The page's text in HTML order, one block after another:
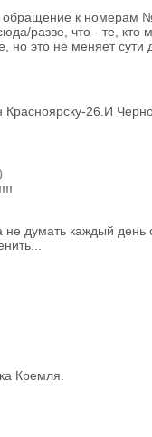
обращение к номерам
разве, что - те, кто
но это не меняет сути
Красноярску-26.И
не думать каждый день
Кремля.